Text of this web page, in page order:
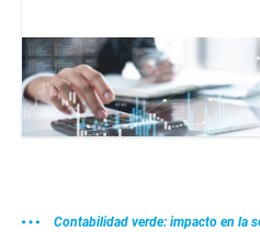
Contabilidad verde: impacto en la